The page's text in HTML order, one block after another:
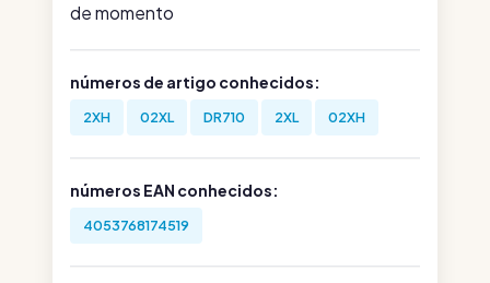
de momento
números de artigo conhecidos:
2XH 02XL DR710 2XL 02XH
números EAN conhecidos:
4053768174519